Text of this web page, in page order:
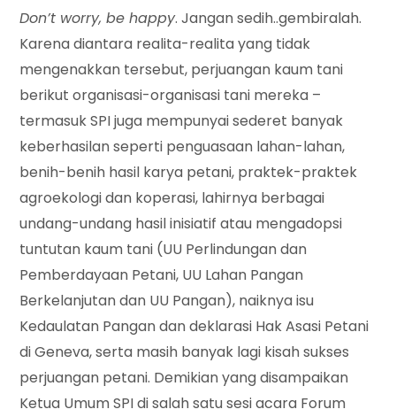
Don’t worry, be happy. Jangan sedih..gembiralah.
Karena diantara realita-realita yang tidak
mengenakkan tersebut, perjuangan kaum tani
berikut organisasi-organisasi tani mereka –
termasuk SPI juga mempunyai sederet banyak
keberhasilan seperti penguasaan lahan-lahan,
benih-benih hasil karya petani, praktek-praktek
agroekologi dan koperasi, lahirnya berbagai
undang-undang hasil inisiatif atau mengadopsi
tuntutan kaum tani (UU Perlindungan dan
Pemberdayaan Petani, UU Lahan Pangan
Berkelanjutan dan UU Pangan), naiknya isu
Kedaulatan Pangan dan deklarasi Hak Asasi Petani
di Geneva, serta masih banyak lagi kisah sukses
perjuangan petani. Demikian yang disampaikan
Ketua Umum SPI di salah satu sesi acara Forum